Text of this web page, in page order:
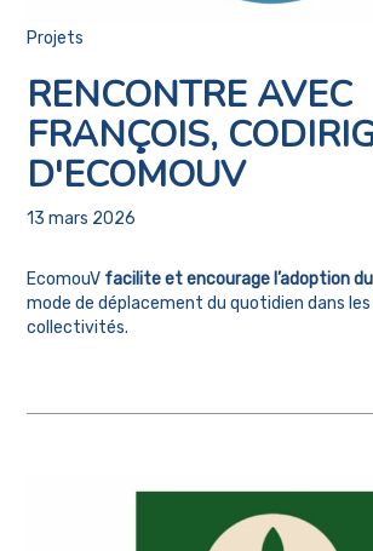
Projets
RENCONTRE AVEC
FRANÇOIS,
D'ECOMOUV
13 mars 2026
EcomouV facilite et encourage l’adoption
mode de déplacement du quotidien dans
collectivités.